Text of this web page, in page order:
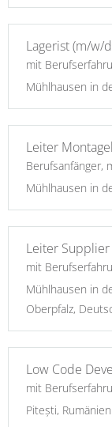
Lagerist (m/w/
mit
Mühlhausen in
Leiter
Berufsanfänger,
Mühlhausen in
Leiter
mit
Mühlhausen in
Oberpfalz,
Low Code
mit
Pitești, Rumänien